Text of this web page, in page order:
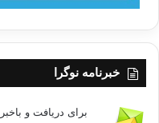
خبرنامه نوگرا
برای دریافت و